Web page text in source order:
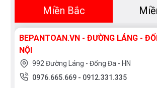
Miền Bắc
BEPANTOAN.VN - ĐƯỜNG LÁNG -
NỘI
992 Đường Láng - Đống Đa - HN
0976.665.669 - 0912.331.335